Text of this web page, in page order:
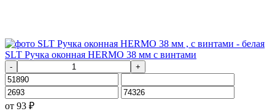
SLT Ручка оконная HERMO 38 мм с винтами
- +
от 93 ₽